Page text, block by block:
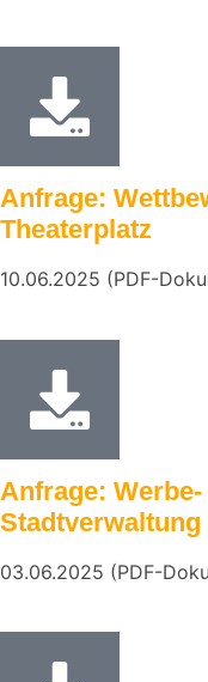
Anfrage:
Theaterplatz
10.06.2025 (PDF-
Anfrage:
Stadtverwaltung
03.06.2025 (PDF-